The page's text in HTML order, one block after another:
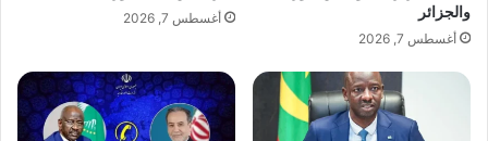
والجزائر
أغسطس 7, 2026
أغسطس 7, 2026